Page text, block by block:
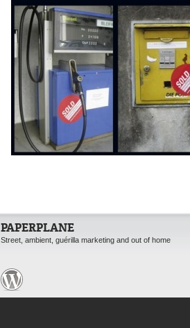
PAPERPLANE
Street, ambient, guérilla marketing and out of home